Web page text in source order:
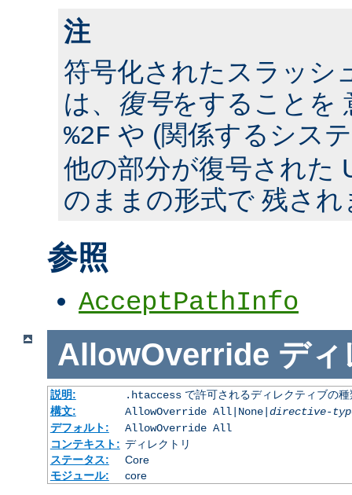
注
符号化されたスラッシ
は、 復号をすることを
%2F や (関係するシス
他の部分が復号された
のままの形式で 残され
参照
AcceptPathInfo
AllowOverride ディ
説明: .htaccessで許可されるディレクティブの種
構文:
AllowOverride All|None| directive-
デフォルト:
AllowOverride All
コンテキスト: ディレクトリ
ステータス:
Core
モジュール:
core